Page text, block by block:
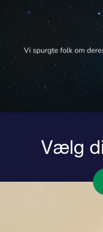
Vælg